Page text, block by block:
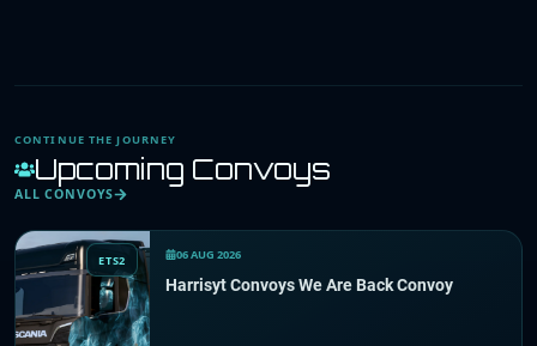
CONTINUE THE JOURNEY
Upcoming Convoys
ALL CONVOYS
ETS2 06 AUG 2026
Harrisyt Convoys We Are Back Convoy